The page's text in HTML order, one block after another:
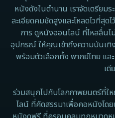
Drama
Drama
หนังดังในตำนาน เราจัดเตรียม
ละเอียดคมชัดสูงและโหลดไวที่สุ
การ ดูหนังออนไลน์ ที่ไหลลื่นไ
อุปกรณ์ ให้คุณเข้าถึงความบันเทิ
พร้อมตัวเลือกทั้ง พากย์ไทย แล
เดี
ร่วมสนุกไปกับโลกภาพยนตร์ที่
ไลน์ ที่คัดสรรมาเพื่อคอหนังโดย